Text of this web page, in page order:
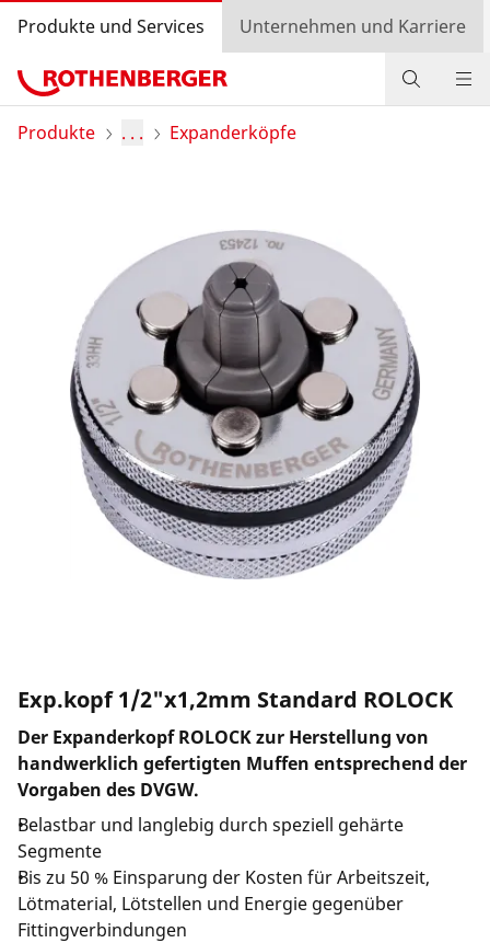
Produkte und Services Unternehmen und Karriere
Produkte
Bonusprogramm
Händlersuche
Länderauswahl
Unternehmen und Karriere
Produkte . . . Expanderköpfe
Exp.kopf 1/2"x1,2mm Standard ROLOCK
Der Expanderkopf ROLOCK zur Herstellung von
handwerklich gefertigten Muffen entsprechend der
Vorgaben des DVGW.
Belastbar und langlebig durch speziell gehärte
Segmente
Bis zu 50 % Einsparung der Kosten für Arbeitszeit,
Lötmaterial, Lötstellen und Energie gegenüber
Fittingverbindungen